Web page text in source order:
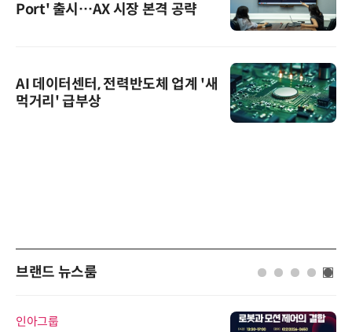
Port' 출시…AX 시장 본격 공략
AI 데이터센터, 전력반도체 업계 '새
먹거리' 급부상
브랜드 뉴스룸
인아그룹